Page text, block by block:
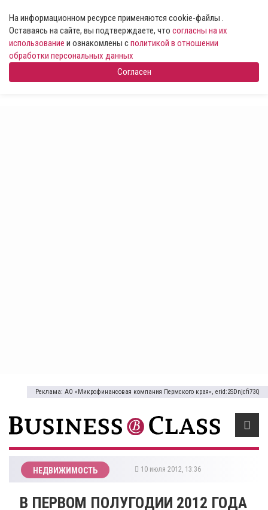
На информационном ресурсе применяются cookie-файлы .
Оставаясь на сайте, вы подтверждаете, что согласны на их
использование и ознакомлены сполитикой в отношении
обработки персональных данных
Согласен
Реклама: АО «Микрофинансовая компания Пермского края», erid:2SDnjcfi73Q
НЕДВИЖИМОСТЬ 10 июля 2012, 13:36
В ПЕРВОМ ПОЛУГОДИИ 2012 ГОДА